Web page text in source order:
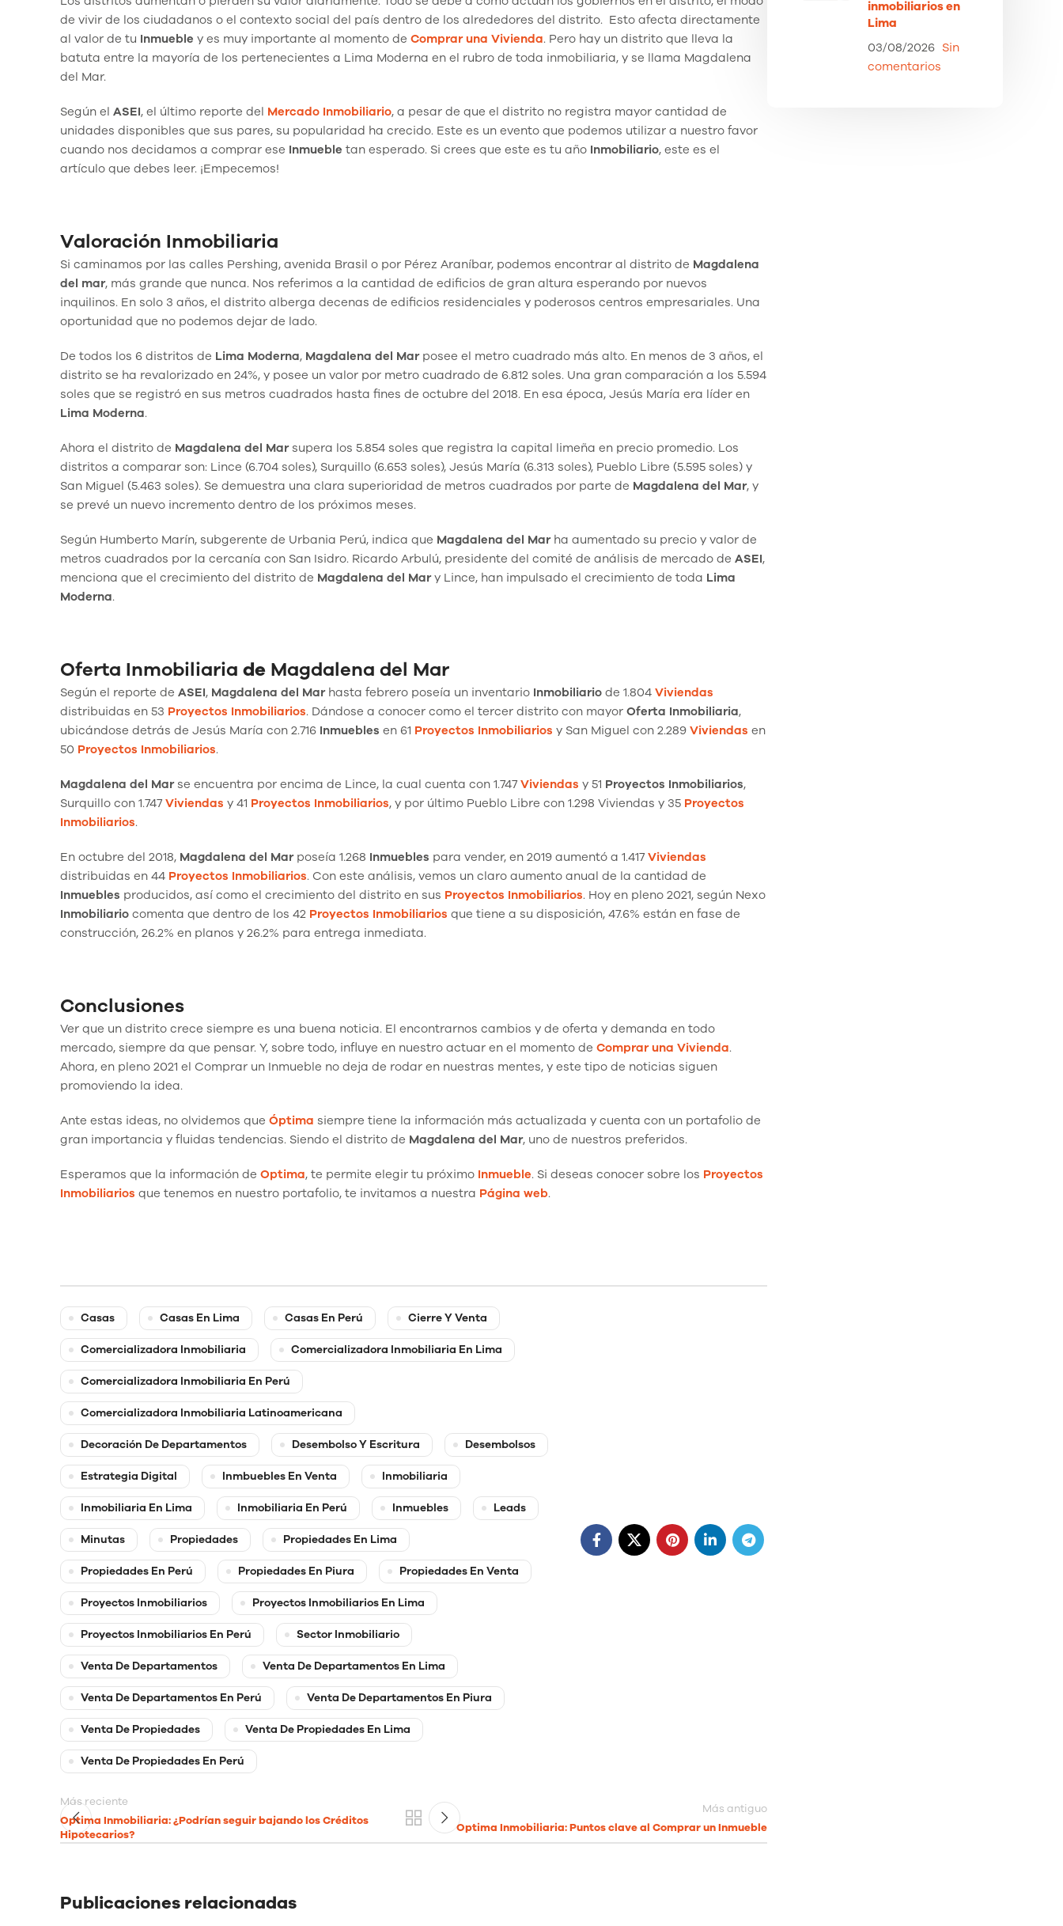
de vivir de los ciudadanos o el contexto social del país dentro de los alrededores del distrito. Esto afecta directamente
al valor de tu Inmueble y es muy importante al momento de Comprar una Vivienda. Pero hay un distrito que lleva la
batuta entre la mayoría de los pertenecientes a Lima Moderna en el rubro de toda inmobiliaria, y se llama Magdalena
del Mar.
Según el ASEI, el último reporte del Mercado Inmobiliario, a pesar de que el distrito no registra mayor cantidad de
unidades disponibles que sus pares, su popularidad ha crecido. Este es un evento que podemos utilizar a nuestro favor
cuando nos decidamos a comprar ese Inmueble tan esperado. Si crees que este es tu año Inmobiliario, este es el
artículo que debes leer. ¡Empecemos!
Valoración Inmobiliaria
Si caminamos por las calles Pershing, avenida Brasil o por Pérez Araníbar, podemos encontrar al distrito de Magdalena
del mar, más grande que nunca. Nos referimos a la cantidad de edificios de gran altura esperando por nuevos
inquilinos. En solo 3 años, el distrito alberga decenas de edificios residenciales y poderosos centros empresariales. Una
oportunidad que no podemos dejar de lado.
De todos los 6 distritos de Lima Moderna, Magdalena del Marposee el metro cuadrado más alto. En menos de 3 años, el
distrito se ha revalorizado en 24%, y posee un valor por metro cuadrado de 6.812 soles. Una gran comparación a los 5.594
soles que se registró en sus metros cuadrados hasta fines de octubre del 2018. En esa época, Jesús María era líder en
Lima Moderna.
Ahora el distrito de Magdalena del Marsupera los 5.854 soles que registra la capital limeña en precio promedio. Los
distritos a comparar son: Lince (6.704 soles), Surquillo (6.653 soles), Jesús María (6.313 soles), Pueblo Libre (5.595 soles) y
San Miguel (5.463 soles). Se demuestra una clara superioridad de metros cuadrados por parte de Magdalena del Mar, y
se prevé un nuevo incremento dentro de los próximos meses.
Según Humberto Marín, subgerente de Urbania Perú, indica que Magdalena del Marha aumentado su precio y valor de
metros cuadrados por la cercanía con San Isidro. Ricardo Arbulú, presidente del comité de análisis de mercado de ASEI,
menciona que el crecimiento del distrito de Magdalena del Mary Lince, han impulsado el crecimiento de toda Lima
Moderna.
Oferta Inmobiliaria de Magdalena del Mar
Según el reporte de ASEI, Magdalena del Marhasta febrero poseía un inventario Inmobiliario de 1.804 Viviendas
distribuidas en 53 Proyectos Inmobiliarios. Dándose a conocer como el tercer distrito con mayor Oferta Inmobiliaria,
ubicándose detrás de Jesús María con 2.716 Inmuebles en 61 Proyectos Inmobiliarios y San Miguel con 2.289 Viviendas en
50 Proyectos Inmobiliarios.
Magdalena del Marse encuentra por encima de Lince, la cual cuenta con 1.747 Viviendas y 51 Proyectos Inmobiliarios,
Surquillo con 1.747 Viviendas y 41 Proyectos Inmobiliarios, y por último Pueblo Libre con 1.298 Viviendas y 35 Proyectos
Inmobiliarios.
En octubre del 2018, Magdalena del Marposeía 1.268 Inmuebles para vender, en 2019 aumentó a 1.417 Viviendas
distribuidas en 44 Proyectos Inmobiliarios. Con este análisis, vemos un claro aumento anual de la cantidad de
Inmuebles producidos, así como el crecimiento del distrito en sus Proyectos Inmobiliarios. Hoy en pleno 2021, según Nexo
Inmobiliario comenta que dentro de los 42 Proyectos Inmobiliarios que tiene a su disposición, 47.6% están en fase de
construcción, 26.2% en planos y 26.2% para entrega inmediata.
Conclusiones
Ver que un distrito crece siempre es una buena noticia. El encontrarnos cambios y de oferta y demanda en todo
mercado, siempre da que pensar. Y, sobre todo, influye en nuestro actuar en el momento de Comprar una Vivienda.
Ahora, en pleno 2021 el Comprar un Inmueble no deja de rodar en nuestras mentes, y este tipo de noticias siguen
promoviendo la idea.
Ante estas ideas, no olvidemos que Óptima siempre tiene la información más actualizada y cuenta con un portafolio de
gran importancia y fluidas tendencias. Siendo el distrito de Magdalena del Mar, uno de nuestros preferidos.
Esperamos que la información de Optima, te permite elegir tu próximo Inmueble. Si deseas conocer sobre los Proyectos
Inmobiliarios que tenemos en nuestro portafolio, te invitamos a nuestra Página web.
Casas Casas En Lima Casas En Perú Cierre Y Venta
Comercializadora Inmobiliaria Comercializadora Inmobiliaria En Lima
Comercializadora Inmobiliaria En Perú
Comercializadora Inmobiliaria Latinoamericana
Decoración De Departamentos Desembolso Y Escritura Desembolsos
Estrategia Digital Inmbuebles En Venta Inmobiliaria
Inmobiliaria En Lima Inmobiliaria En Perú Inmuebles Leads
Minutas Propiedades Propiedades En Lima
Propiedades En Perú Propiedades En Piura Propiedades En Venta
Proyectos Inmobiliarios Proyectos Inmobiliarios En Lima
Proyectos Inmobiliarios En Perú Sector Inmobiliario
Venta De Departamentos Venta De Departamentos En Lima
Venta De Departamentos En Perú Venta De Departamentos En Piura
Venta De Propiedades Venta De Propiedades En Lima
Venta De Propiedades En Perú
Más reciente
Optima Inmobiliaria: ¿Podrían seguir bajando los Créditos
Hipotecarios?
Más antiguo
Optima Inmobiliaria: Puntos clave al Comprar un Inmueble
Publicaciones relacionadas
inmobiliarios en
Lima
03/08/2026 Sin
comentarios